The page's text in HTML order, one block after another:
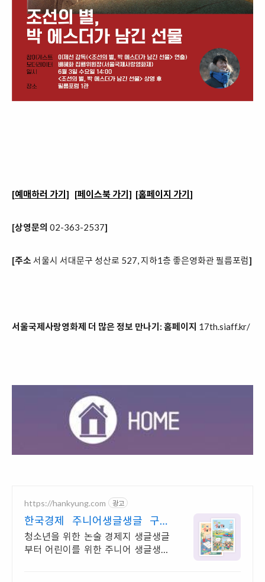
[예매하러 가기] [페이스북 가기] [홈페이지 가기]
[상영문의 02-363-2537]
[주소 서울시 서대문구 성산로 527, 지하1층 좋은영화관 필름포럼]
서울국제사랑영화제 더 많은 정보 만나기: 홈페이지 17th.siaff.kr/
https://hankyung.com 광고
한국경제 주니어생글생글 구독
온 가족이 한경독자
청소년을 위한 논술 경제지 생글생글
부터 어린이를 위한 주니어 생글생글